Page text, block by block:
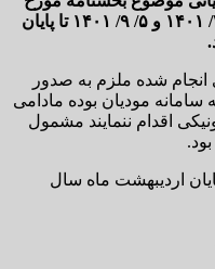
۱۰/ ۲/ ۱۴۰۱ و ابلاغیه های مورخ ۱۴/ ۴/ ۱۴۰۱ و ۵/ ۹/ ۱۴۰۱ تا پایان
انجام شده ملزم به صدور
مودیان بوده مادامی
اقدام ننمایند مشمول
اردیبهشت ماه سال